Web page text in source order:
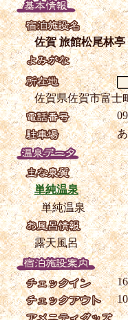
佐賀 旅館松尾林亭
佐賀県佐賀市富士
単純温泉
単純温泉
露天風呂